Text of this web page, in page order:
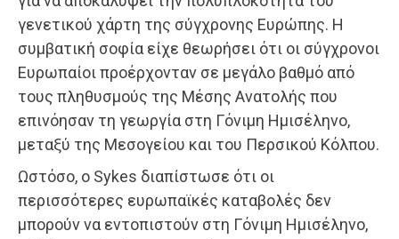
γενετικού χάρτη της σύγχρονης Ευρώπης. Η
συμβατική σοφία είχε θεωρήσει ότι οι σύγχρονοι
Ευρωπαίοι προέρχονταν σε μεγάλο βαθμό από
τους πληθυσμούς της Μέσης Ανατολής που
επινόησαν τη γεωργία στη Γόνιμη Ημισέληνο,
μεταξύ της Μεσογείου και του Περσικού Κόλπου.
Ωστόσο, ο Sykes διαπίστωσε ότι οι
περισσότερες ευρωπαϊκές καταβολές δεν
μπορούν να εντοπιστούν στη Γόνιμη Ημισέληνο,